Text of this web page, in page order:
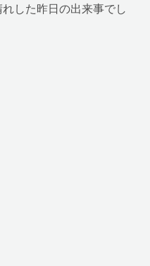
した昨日の出来事でし